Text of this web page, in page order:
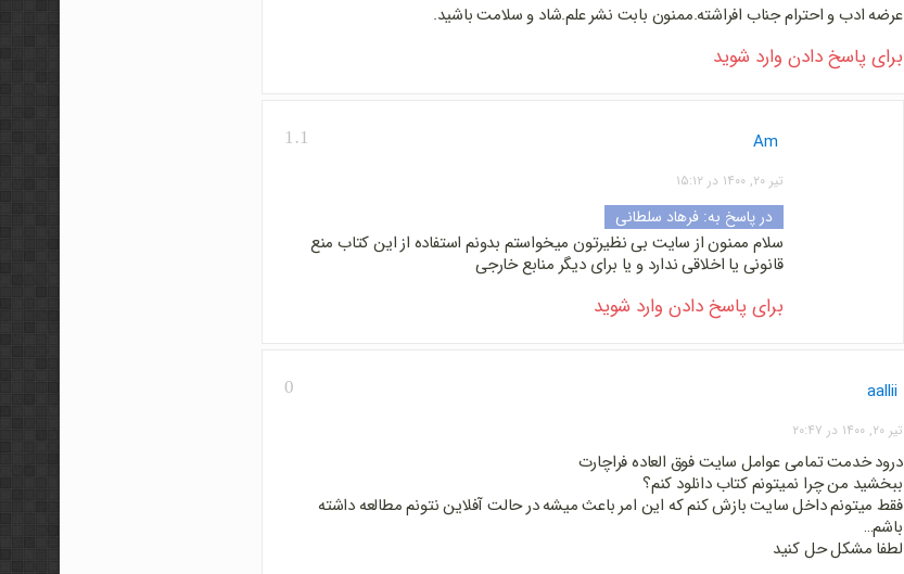
عرضه ادب و احترام جناب افراشته.ممنون بابت نشر علم.شاد و سلامت باشید.
برای پاسخ دادن وارد شوید
1.1 Am
تیر ۲۰, ۱۴۰۰ در ۱۵:۱۲
در پاسخ به:فرهاد سلطانی
سلام ممنون از سایت بی نظیرتون میخواستم بدونم استفاده از این کتاب منع
قانونی یا اخلاقی ندارد و یا برای دیگر منابع خارجی
برای پاسخ دادن وارد شوید
0 aallii
تیر ۲۰, ۱۴۰۰ در ۲۰:۴۷
درود خدمت تمامی عوامل سایت فوق العاده فراچارت
ببخشید من چرا نمیتونم کتاب دانلود کنم؟
فقط میتونم داخل سایت بازش کنم که این امر باعث میشه در حالت آفلاین نتونم مطالعه داشته
باشم…
لطفا مشکل حل کنید